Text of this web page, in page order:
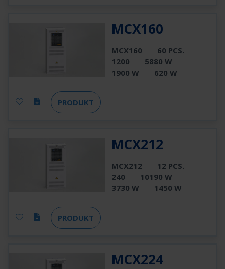
MCX160
MCX160
60 PCS.
1200
5880 W
1900 W
620 W
PRODUKT
MCX212
MCX212
12 PCS.
240
10190 W
3730 W
1450 W
PRODUKT
MCX224